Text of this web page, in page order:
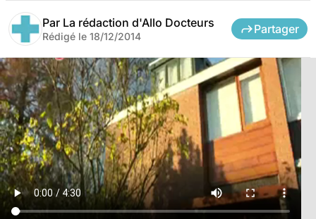
Par La rédaction d'Allo Docteurs
Rédigé le 18/12/2014
Partager